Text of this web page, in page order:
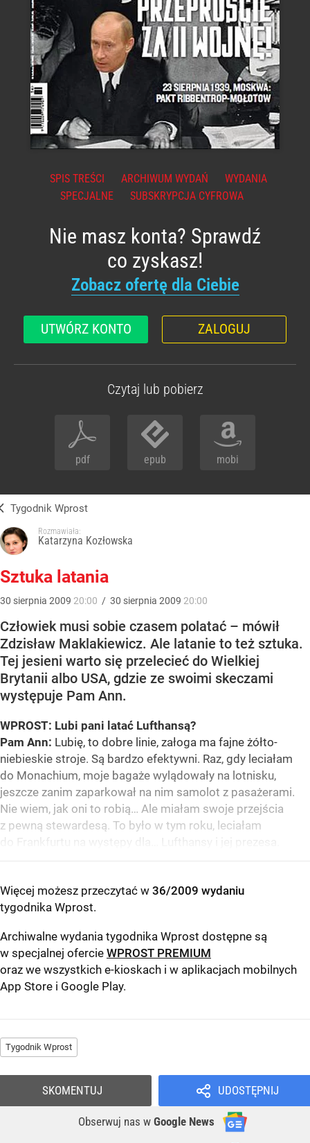
SPIS TREŚCI ARCHIWUM WYDAŃ
WYDANIA
SPECJALNE
SUBSKRYPCJA CYFROWA
Nie masz konta? Sprawdź
co zyskasz!
Zobacz ofertę dla Ciebie
UTWÓRZ KONTO ZALOGUJ
Czytaj lub pobierz
pdf epub mobi
Tygodnik Wprost
Rozmawiała:
Katarzyna Kozłowska
Sztuka latania
30 sierpnia 2009 20:00 / 30 sierpnia 2009 20:00
Człowiek musi sobie czasem polatać – mówił
Zdzisław Maklakiewicz. Ale latanie to też sztuka.
Tej jesieni warto się przelecieć do Wielkiej
Brytanii albo USA, gdzie ze swoimi skeczami
występuje Pam Ann.
WPROST: Lubi pani latać Lufthansą?
Pam Ann: Lubię, to dobre linie, załoga ma fajne żółto-
niebieskie stroje. Są bardzo efektywni. Raz, gdy leciałam
do Monachium, moje bagaże wylądowały na lotnisku,
jeszcze zanim zaparkował na nim samolot z pasażerami.
Nie wiem, jak oni to robią… Ale miałam swoje przejścia
z pewną stewardesą. To było w tym roku, leciałam
do Frankfurtu na występy dla… Lufthansy i jej prezesa.
Więcej możesz przeczytać w 36/2009 wydaniu
tygodnika Wprost.
Archiwalne wydania tygodnika Wprost dostępne są
w specjalnej ofercie WPROST PREMIUM
oraz we wszystkich e-kioskach i w aplikacjach mobilnych
App Store i Google Play.
Tygodnik Wprost
UDOSTĘPNIJ
Obserwuj nas w Google News
SKOMENTUJ